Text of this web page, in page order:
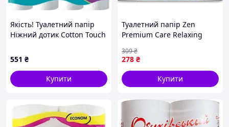
Якість! Туалетний папір
Ніжний дотик Cotton Touch
(4820183972033) - Гарантія!
Сервіс!
551 ₴
Купити
Туалетний папір Zen
Premium Care Relaxing
(5944582100176)
278 ₴
309₴
Купити